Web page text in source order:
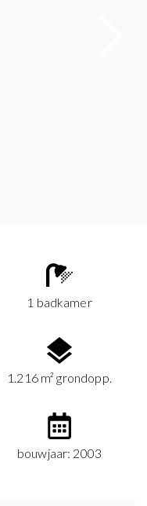
1 badkamer
1.216 m² grondopp.
bouwjaar: 2003